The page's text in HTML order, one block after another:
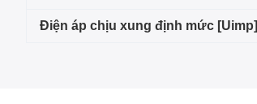
Điện áp chịu xung định mức [Uimp]